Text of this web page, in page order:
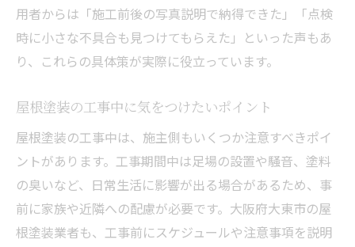
用者からは「施工前後の写真説明で納得できた」「点検
時に小さな不具合も見つけてもらえた」といった声もあ
り、これらの具体策が実際に役立っています。
屋根塗装の工事中に気をつけたいポイント
屋根塗装の工事中は、施主側もいくつか注意すべきポイ
ントがあります。工事期間中は足場の設置や騒音、塗料
の臭いなど、日常生活に影響が出る場合があるため、事
前に家族や近隣への配慮が必要です。大阪府大東市の屋
根塗装業者も、工事前にスケジュールや注意事項を説明